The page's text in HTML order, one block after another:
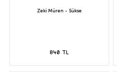
Zeki Müren - Sükse
840 TL